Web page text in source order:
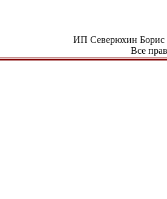
ИП Северюхин Борис
Все